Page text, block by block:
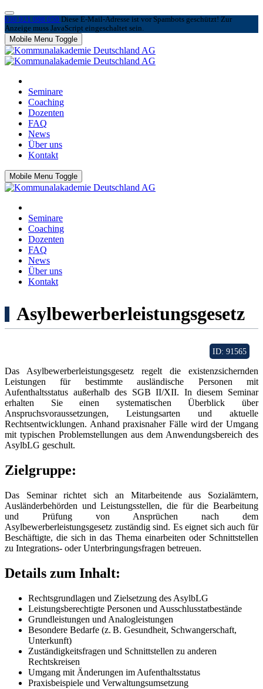
030 921 098 050 Diese E-Mail-Adresse ist vor Spambots geschützt! Zur
Anzeige muss JavaScript eingeschaltet sein.
Mobile Menu Toggle
Seminare
Coaching
Dozenten
FAQ
News
Über uns
Kontakt
Mobile Menu Toggle
Seminare
Coaching
Dozenten
FAQ
News
Über uns
Kontakt
Asylbewerberleistungsgesetz
ID: 91565
Das Asylbewerberleistungsgesetz regelt die existenzsichernden
Leistungen für bestimmte ausländische Personen mit
Aufenthaltsstatus außerhalb des SGB II/XII. In diesem Seminar
erhalten Sie einen systematischen Überblick über
Anspruchsvoraussetzungen, Leistungsarten und aktuelle
Rechtsentwicklungen. Anhand praxisnaher Fälle wird der Umgang
mit typischen Problemstellungen aus dem Anwendungsbereich des
AsylbLG geschult.
Zielgruppe:
Das Seminar richtet sich an Mitarbeitende aus Sozialämtern,
Ausländerbehörden und Leistungsstellen, die für die Bearbeitung
und Prüfung von Ansprüchen nach dem
Asylbewerberleistungsgesetz zuständig sind. Es eignet sich auch für
Beschäftigte, die sich in das Thema einarbeiten oder Schnittstellen
zu Integrations- oder Unterbringungsfragen betreuen.
Details zum Inhalt:
Rechtsgrundlagen und Zielsetzung des AsylbLG
Leistungsberechtigte Personen und Ausschlusstatbestände
Grundleistungen und Analogleistungen
Besondere Bedarfe (z. B. Gesundheit, Schwangerschaft,
Unterkunft)
Zuständigkeitsfragen und Schnittstellen zu anderen
Rechtskreisen
Umgang mit Änderungen im Aufenthaltsstatus
Praxisbeispiele und Verwaltungsumsetzung